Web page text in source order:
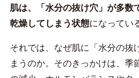
肌は、「水分の抜け穴」が多数
乾燥してしまう状態になってい
それでは、なぜ肌に「水分の抜
まうのか。そのきっかけは、季